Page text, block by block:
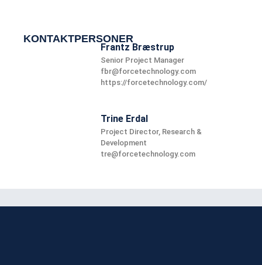
KONTAKTPERSONER
Frantz Bræstrup
Senior Project Manager
fbr@forcetechnology.com
https://forcetechnology.com/
Trine Erdal
Project Director, Research &
Development
tre@forcetechnology.com